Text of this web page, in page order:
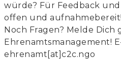
würde? Für Feedback
offen und aufnahmebereit!
Noch Fragen? Melde Dich
Ehrenamtsmanagement!
ehrenamt[at]c2c.ngo